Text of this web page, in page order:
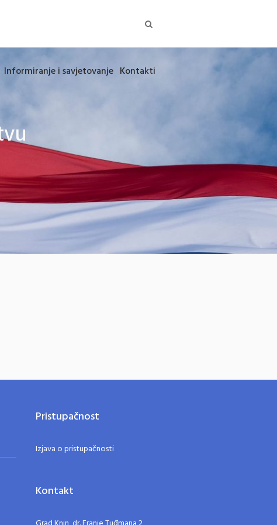
Informiranje i savjetovanje Kontakti
Pristupačnost
Izjava o pristupačnosti
Kontakt